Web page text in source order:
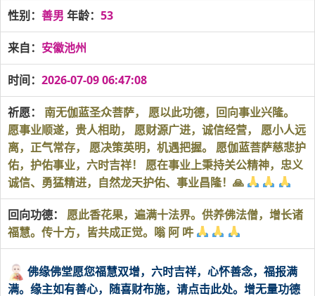
性别： 善男 年龄： 53
来自： 安徽池州
时间： 2026-07-09 06:47:08
祈愿：
南无伽蓝圣众菩萨， 愿以此功德，回向事业兴隆。
愿事业顺遂，贵人相助， 愿财源广进，诚信经营， 愿小人远
离，正气常存， 愿决策英明，机遇把握。 愿伽蓝菩萨慈悲护
佑，护佑事业，六时吉祥！ 愿在事业上秉持关公精神，忠义
诚信、勇猛精进，自然龙天护佑、事业昌隆！🙏
回向功德： 愿此香花果，遍满十法界。供养佛法僧，增长诸
福慧。传十方，皆共成正觉。嗡 阿 吽
佛缘佛堂愿您福慧双增，六时吉祥，心怀善念，福报满
满。缘主如有善心，随喜财布施，请点击此处。增无量功德